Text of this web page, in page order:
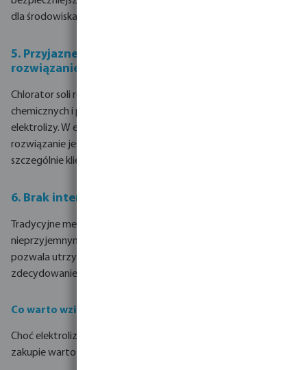
dla środowiska.
5. Przyjazne środowisku i zrównoważone
rozwiązanie
Chlorator soli redukuje ilość dodatkowych substancji
chemicznych i ponownie wykorzystuje sól w procesie
elektrolizy. W efekcie powstaje mniej odpadów, a samo
rozwiązanie jest znacznie bardziej ekologiczne, co docenią
szczególnie klienci poszukujący proekologicznych rozwiązań.
6. Brak intensywnego zapachu chloru
Tradycyjne metody chlorowania często wiążą się z silnym,
nieprzyjemnym zapachem. Stosowanie chloratora solnego
pozwala utrzymać stabilny i umiarkowany poziom chloru, co
zdecydowanie minimalizuje charakterystyczną woń.
Co warto wziąć pod uwagę?
Choć elektroliza soli ma wiele zalet, przed podjęciem decyzji o
zakupie warto zwrócić uwagę na kilka kwestii: